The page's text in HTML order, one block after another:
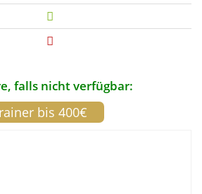
falls nicht verfügbar:
bis 400€